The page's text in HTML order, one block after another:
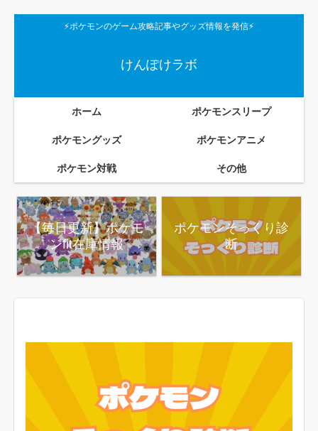
⚡ポケモンのゲーム攻略記事やグッズ情報を発信⚡
けんぽけラボ
ホーム ポケモンスリープ
ポケモングッズ ポケモンアニメ
ポケモン対戦 その他
【毎日更新】ポケモ
ンfit在庫情報
ポケモンそっくり診
断